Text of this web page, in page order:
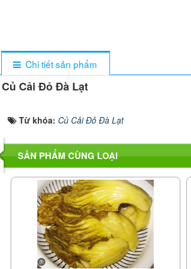
Chi tiết sản phẩm
Củ Cải Đỏ Đà Lạt
Từ khóa: Củ Cải Đỏ Đà Lạt
SẢN PHẨM CÙNG LOẠI